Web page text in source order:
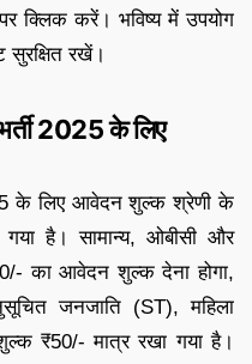
क्लिक करें। भविष्य में उपयोग
रखें।
2025 के लिए
के लिए आवेदन शुल्क श्रेणी के
गया है। सामान्य, ओबीसी और
का आवेदन शुल्क देना होगा,
जनजाति (ST), महिला
₹50/- मात्र रखा गया है।